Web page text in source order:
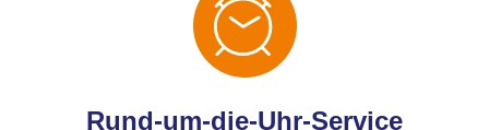
Rund-um-die-Uhr-Service